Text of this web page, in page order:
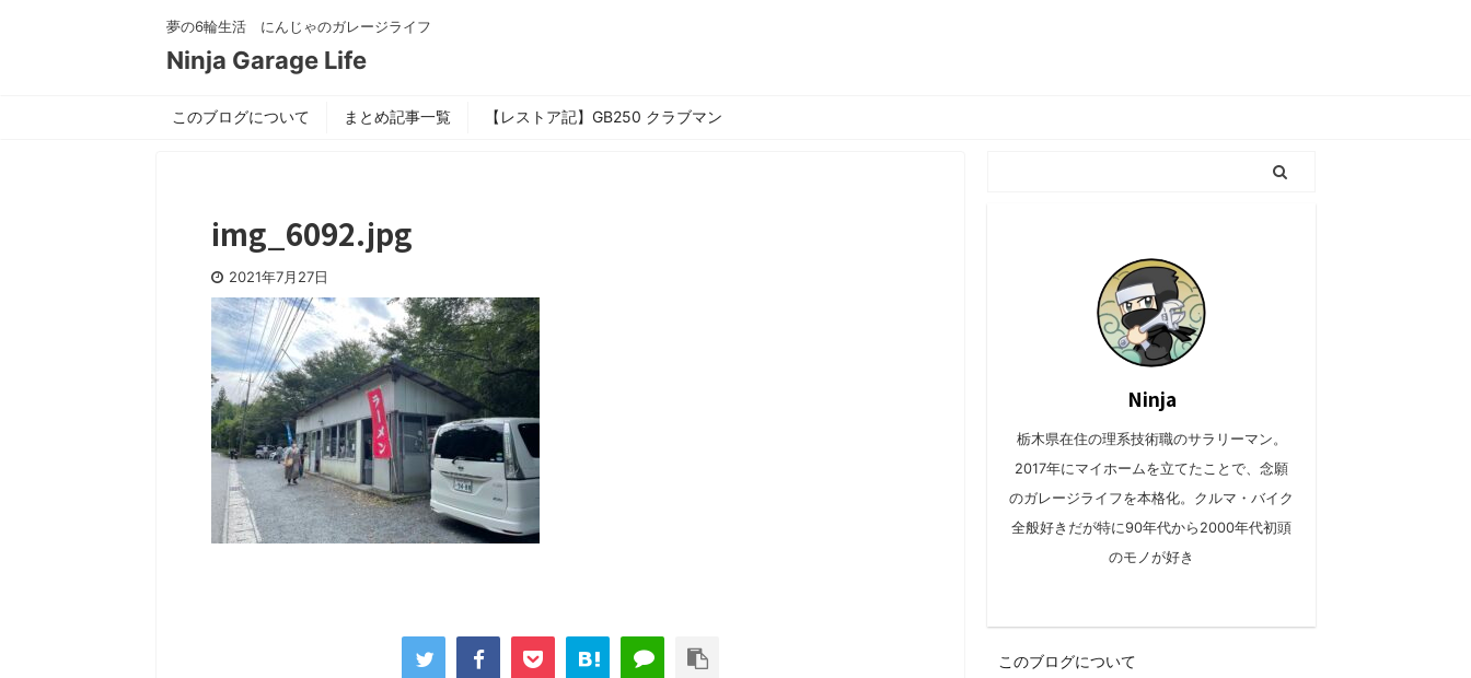
夢の6輪生活 にんじゃのガレージライフ
Ninja Garage Life
このブログについて まとめ記事一覧 【レストア記】GB250 クラブマン
img_6092.jpg
2021年7月27日
Ninja
栃木県在住の理系技術職のサラリーマン。
2017年にマイホームを立てたことで、念願
のガレージライフを本格化。クルマ・バイク
全般好きだが特に90年代から2000年代初頭
のモノが好き
このブログについて